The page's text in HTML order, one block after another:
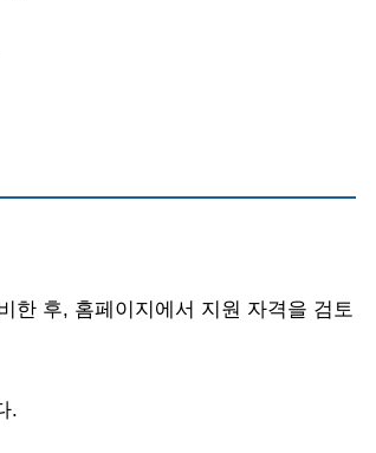
한 후, 홈페이지에서 지원 자격을 검토
.